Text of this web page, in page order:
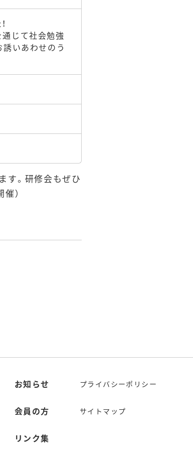
通じて社会勉強
誘いあわせのう
す。研修会もぜひ
）
お知らせ
会員の方
リンク集
プライバシーポリシー
サイトマップ